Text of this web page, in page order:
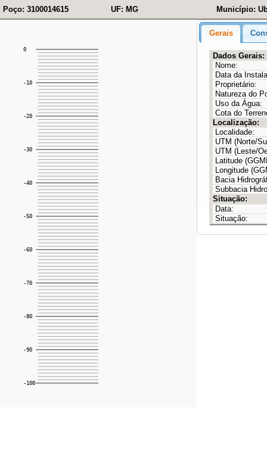
Poço: 3100014615 UF: MG Município:
Gerais
Dados Gerais:
Nome:
Data da
Proprietário:
Natureza do
Uso da Água:
Cota do
Localização:
Localidade:
UTM (Norte/
UTM (Leste/
Latitude
Longitude
Bacia
Subbacia
Situação:
Data:
Situação: